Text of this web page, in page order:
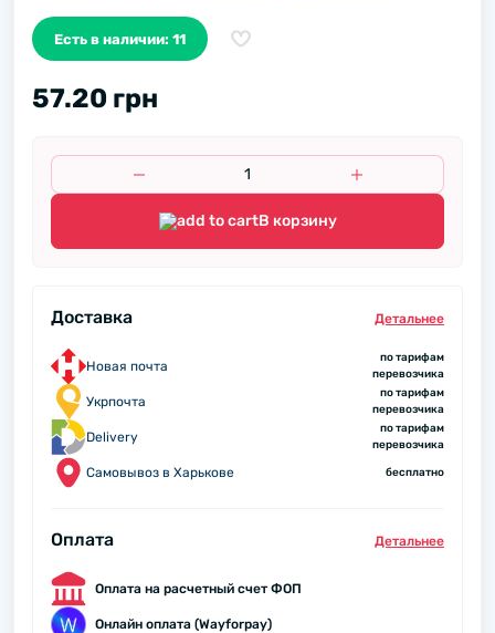
Есть в наличии: 11
57.20 грн
В корзину
Доставка Детальнее
Новая почта
по тарифам
перевозчика
Укрпочта
по тарифам
перевозчика
Delivery
по тарифам
перевозчика
Самовывоз в Харькове бесплатно
Оплата Детальнее
Оплата на расчетный счет ФОП
Онлайн оплата (Wayforpay)